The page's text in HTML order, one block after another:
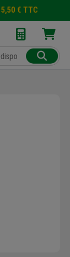
5,50 € TTC